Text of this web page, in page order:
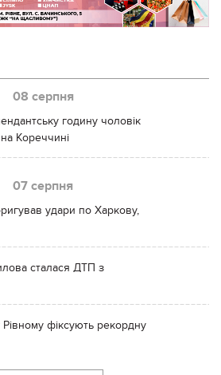
08 серпня
годину чоловік
на Кореччині
07 серпня
удари по Харкову,
сталася ДТП з
Рівному фіксують рекордну